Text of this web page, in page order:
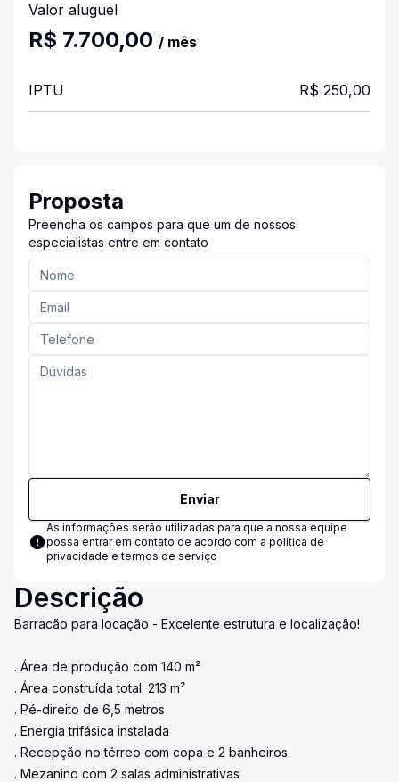
Valor aluguel
R$ 7.700,00 / mês
IPTU R$ 250,00
Proposta
Preencha os campos para que um de nossos
especialistas entre em contato
Enviar
As informações serão utilizadas para que a nossa equipe
possa entrar em contato de acordo com a política de
privacidade e termos de serviço
Descrição
Barracão para locação - Excelente estrutura e localização!
. Área de produção com 140 m²
. Área construída total: 213 m²
. Pé-direito de 6,5 metros
. Energia trifásica instalada
. Recepção no térreo com copa e 2 banheiros
. Mezanino com 2 salas administrativas